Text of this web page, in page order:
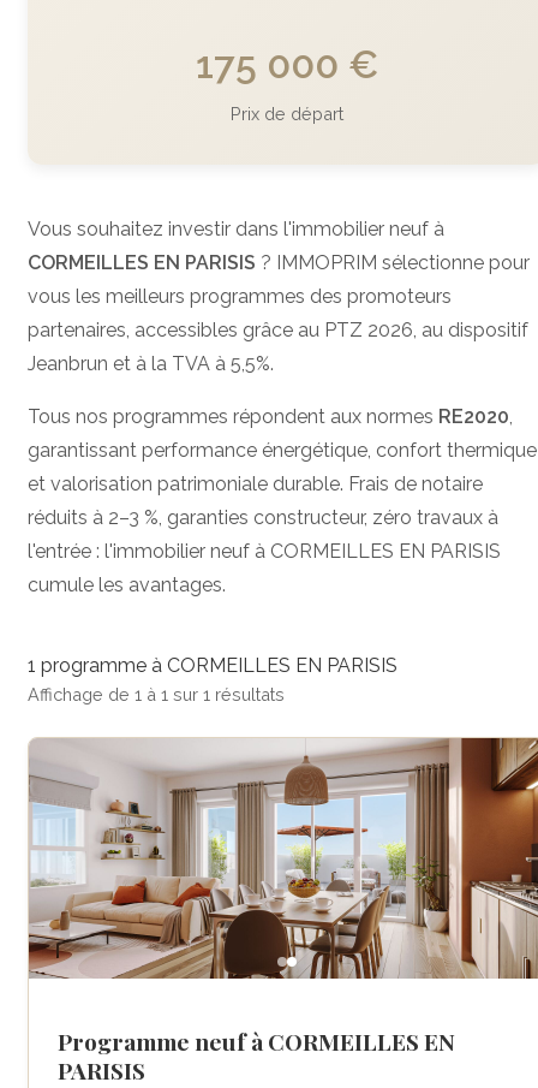
175 000 €
Prix de départ
Vous souhaitez investir dans l'immobilier neuf à
CORMEILLES EN PARISIS ? IMMOPRIM sélectionne pour
vous les meilleurs programmes des promoteurs
partenaires, accessibles grâce au PTZ 2026, au dispositif
Jeanbrun et à la TVA à 5,5%.
Tous nos programmes répondent aux normes RE2020,
garantissant performance énergétique, confort thermique
et valorisation patrimoniale durable. Frais de notaire
réduits à 2–3 %, garanties constructeur, zéro travaux à
l'entrée : l'immobilier neuf à CORMEILLES EN PARISIS
cumule les avantages.
1 programme à CORMEILLES EN PARISIS
Affichage de 1 à 1 sur 1 résultats
Programme neuf à CORMEILLES EN
PARISIS